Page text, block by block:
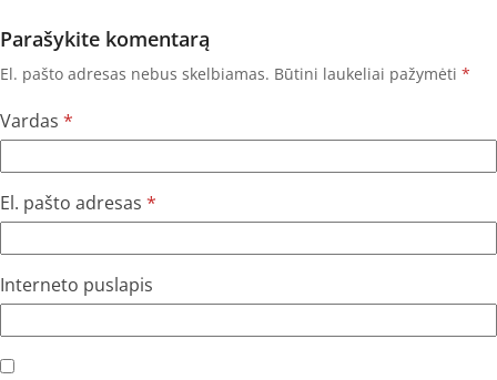
Parašykite komentarą
El. pašto adresas nebus skelbiamas. Būtini laukeliai pažymėti *
Vardas *
El. pašto adresas *
Interneto puslapis